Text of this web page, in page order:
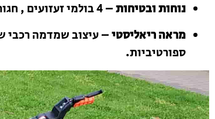
נוחות ובטיחות– 4 בולמי זעזועים , חגורות בטיחות ושלדה מחוזקת
מראה ריאליסטי– עיצוב שמדמה רכבי
ספורטיביות.